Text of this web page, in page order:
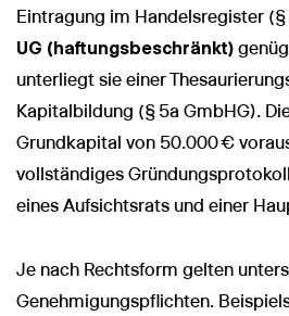
Eintragung im Handelsregister (§
UG (haftungsbeschränkt)
unterliegt sie einer
Kapitalbildung (§ 5a GmbHG).
Grundkapital von 50.000 €
vollständiges
eines Aufsichtsrats und einer
Je nach Rechtsform gelten
Genehmigungspflichten.